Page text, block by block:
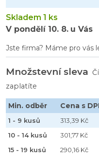
Skladem 1 ks
V pondělí 10. 8. u Vás
Jste firma? Máme pro vás
Množstevní sleva
zaplatíte
Min. odběr Cena s
1 - 9 kusů
313,39 Kč
10 - 14 kusů
301,77 Kč
15 - 19 kusů
290,16 Kč